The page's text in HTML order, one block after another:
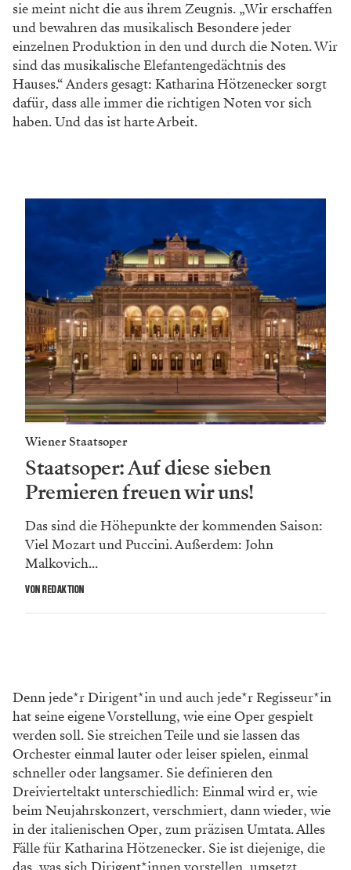
Das Türschild oben ist das Arbeitsmotto des
Teams: ­„Unmögliches wird sofort er­ledigt –
Wunder dauern etwas länger“. In Zeiten der Pan­
demie wurde vor allem der zweite Teil des Spruchs
zum Alltag.
Anweisungen der Komponisten.
Das nächste Klischee muss aus dem Kopf verbannt
werden: Es geht um das Aussehen der dort arbeitenden
Menschen. Ich hoffe, Sie verzeihen die oberflächliche
Denke. Aber es ist uns passiert. In unserem Kopf war es
nämlich so: Ärmelschoner, Nickelbrillen, weiße Bärte,
verschmitztes, aber doch etwas weltfremdes Lächeln.
Katharina Hötzenecker ist nichts von alldem und dafür
umso mehr: in der Nähe von Linz geboren,
aufgewachsen in einer musischen Familie – der Vater
und die Brüder waren bei den Sängerknaben.
Hötzenecker studiert zuerst Geige, dann
Musikwissenschaft sub auspiciis und zuletzt Jus.
„Die Noten sind unsere Verantwortung“, sagt sie, und
sie meint nicht die aus ihrem Zeugnis. „Wir erschaffen
und bewahren das musikalisch Besondere jeder
einzelnen Produktion in den und durch die Noten. Wir
sind das musikalische Elefantengedächtnis des
Hauses.“ Anders gesagt: Katharina Hötzenecker sorgt
dafür, dass alle immer die richtigen Noten vor sich
haben. Und das ist harte Arbeit.